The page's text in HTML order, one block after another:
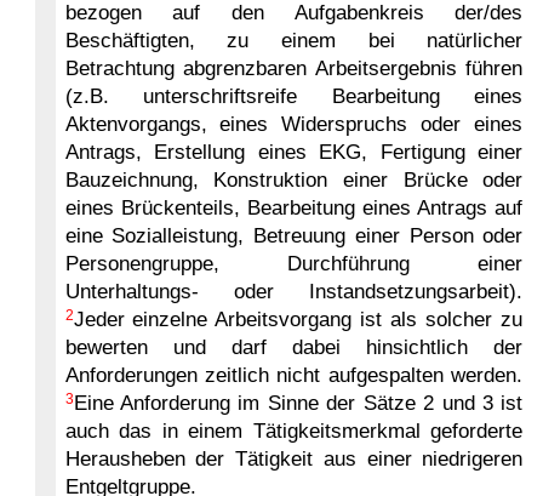
bezogen auf den Aufgabenkreis der/des
Beschäftigten, zu einem bei natürlicher
Betrachtung abgrenzbaren Arbeitsergebnis führen
(z.B. unterschriftsreife Bearbeitung eines
Aktenvorgangs, eines Widerspruchs oder eines
Antrags, Erstellung eines EKG, Fertigung einer
Bauzeichnung, Konstruktion einer Brücke oder
eines Brückenteils, Bearbeitung eines Antrags auf
eine Sozialleistung, Betreuung einer Person oder
Personengruppe, Durchführung einer
Unterhaltungs- oder Instandsetzungsarbeit).
2Jeder einzelne Arbeitsvorgang ist als solcher zu
bewerten und darf dabei hinsichtlich der
Anforderungen zeitlich nicht aufgespalten werden.
3Eine Anforderung im Sinne der Sätze 2 und 3 ist
auch das in einem Tätigkeitsmerkmal geforderte
Herausheben der Tätigkeit aus einer niedrigeren
Entgeltgruppe.